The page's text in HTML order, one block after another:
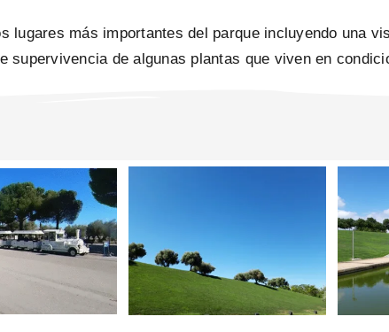
lugares más importantes del parque incluyendo una
de algunas plantas que viven en